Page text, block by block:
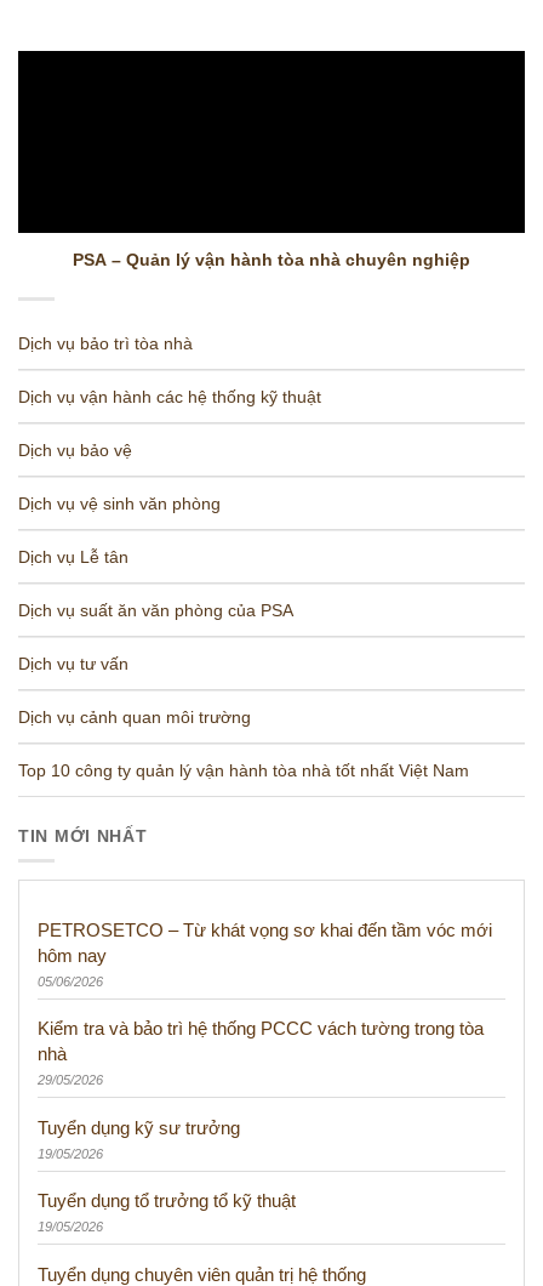
PSA – Quản lý vận hành tòa nhà chuyên nghiệp
Dịch vụ bảo trì tòa nhà
Dịch vụ vận hành các hệ thống kỹ thuật
Dịch vụ bảo vệ
Dịch vụ vệ sinh văn phòng
Dịch vụ Lễ tân
Dịch vụ suất ăn văn phòng của PSA
Dịch vụ tư vấn
Dịch vụ cảnh quan môi trường
Top 10 công ty quản lý vận hành tòa nhà tốt nhất Việt Nam
TIN MỚI NHẤT
PETROSETCO – Từ khát vọng sơ khai đến tầm vóc mới
hôm nay
05/06/2026
Kiểm tra và bảo trì hệ thống PCCC vách tường trong tòa
nhà
29/05/2026
Tuyển dụng kỹ sư trưởng
19/05/2026
Tuyển dụng tổ trưởng tổ kỹ thuật
19/05/2026
Tuyển dụng chuyên viên quản trị hệ thống